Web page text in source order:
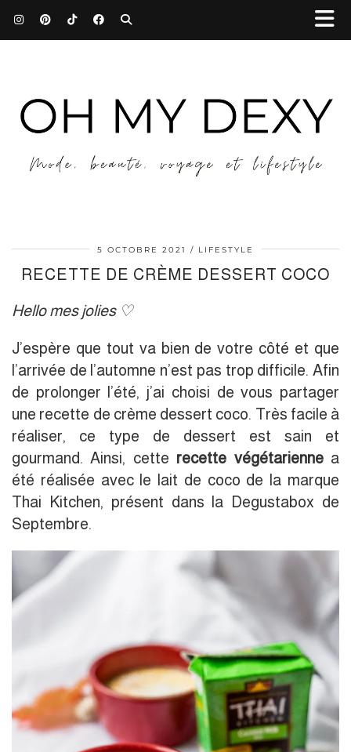
5 OCTOBRE 2021 LIFESTYLE
RECETTE DE CRÈME DESSERT COCO
Hello mes jolies ♡
J’espère que tout va bien de votre côté et que
l’arrivée de l’automne n’est pas trop difficile. Afin
de prolonger l’été, j’ai choisi de vous partager
une recette de crème dessert coco. Très facile à
réaliser, ce type de dessert est sain et
gourmand. Ainsi, cette recette végétariennea
été réalisée avec le lait de coco de la marque
Thai Kitchen, présent dans la Degustabox de
Septembre.